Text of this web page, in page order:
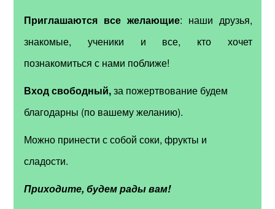
Приглашаются все желающие: наши друзья,
знакомые, ученики и все, кто хочет
познакомиться с нами поближе!
Входсвободный,за пожертвование будем
благодарны (по вашему желанию).
Можно принести с собой соки, фрукты и
сладости.
Приходите, будем рады вам!